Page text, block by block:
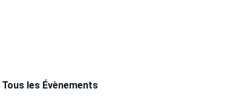
Tous les Évènements